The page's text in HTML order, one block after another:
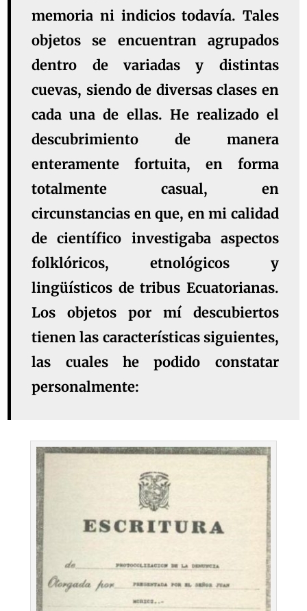
memoria ni indicios todavía. Tales
objetos se encuentran agrupados
dentro de variadas y distintas
cuevas, siendo de diversas clases en
cada una de ellas. He realizado el
descubrimiento de manera
enteramente fortuita, en forma
totalmente casual, en
circunstancias en que, en mi calidad
de científico investigaba aspectos
folklóricos, etnológicos y
lingüísticos de tribus Ecuatorianas.
Los objetos por mí descubiertos
tienen las características siguientes,
las cuales he podido constatar
personalmente: